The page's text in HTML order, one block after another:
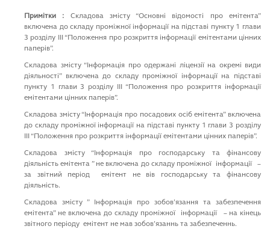
Примітки : Cкладова змiсту “Основнi вiдомостi про емiтента”
включена до складу проміжної iнформацiї на пiдставi пункту 1 глави
3 роздiлу III “Положення про розкриття iнформацiї емiтентами цiнних
паперiв”.
Cкладова змiсту “Iнформацiя про одержанi лiцензiї на окремi види
дiяльностi” включена до складу проміжної iнформацiї на пiдставi
пункту 1 глави 3 роздiлу III “Положення про розкриття iнформацiї
емiтентами цiнних паперiв”.
Cкладова змiсту “Iнформацiя про посадових осiб емiтента” включена
до складу проміжної iнформацiї на пiдставi пункту 1 глави 3 роздiлу
III “Положення про розкриття iнформацiї емiтентами цiнних паперiв”.
Cкладова змiсту “Iнформацiя про господарську та фiнансову
дiяльнiсть емiтента ” не включена до складу промiжної iнформацiї –
за звiтний перiод емiтент не вiв господарську та фiнансову
дiяльнiсть.
Cкладова змiсту ” Iнформацiя про зобов’язання та забезпечення
емiтента” не включена до складу промiжної iнформацiї – на кiнець
звiтного перiоду емiтент не мав зобов’язаннь та забезпеченнь.